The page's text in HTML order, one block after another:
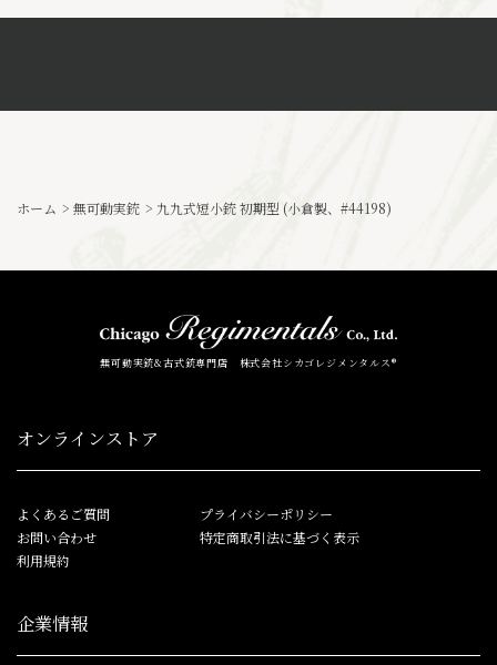
ホーム > 無可動実銃 > 九九式短小銃 初期型 (小倉製、#44198)
無可動実銃&古式銃専門店 株式会社シカゴレジメンタルス®
オンラインストア
よくあるご質問
お問い合わせ
利用規約
プライバシーポリシー
特定商取引法に基づく表示
企業情報